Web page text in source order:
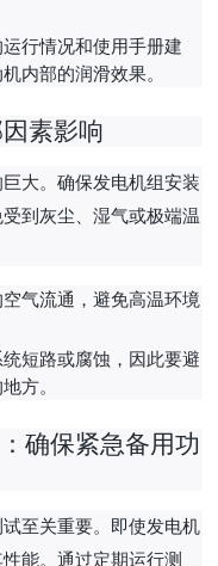
运行情况和使用手册建
内部的润滑效果。
素影响
大。确保发电机组安装
到灰尘、湿气或极端温
空气流通，避免高温环境
短路或腐蚀，因此要避
方。
确保紧急备用功
至关重要。即使发电机
能。通过定期运行测